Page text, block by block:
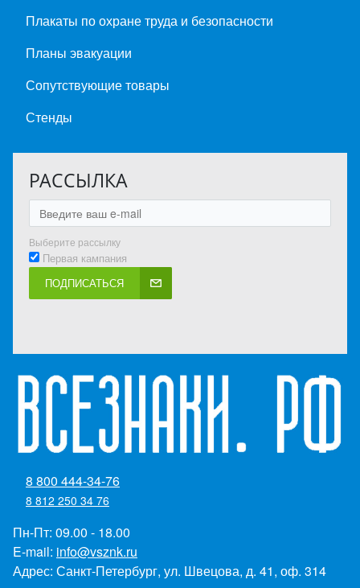
Плакаты по охране труда и безопасности
Планы эвакуации
Сопутствующие товары
Стенды
РАССЫЛКА
Выберите рассылку
Первая кампания
ПОДПИСАТЬСЯ
8 800 444-34-76
8 812 250 34 76
Пн-Пт: 09.00 - 18.00
E-mail: info@vsznk.ru
Адрес: Санкт-Петербург, ул. Швецова, д. 41, оф. 314